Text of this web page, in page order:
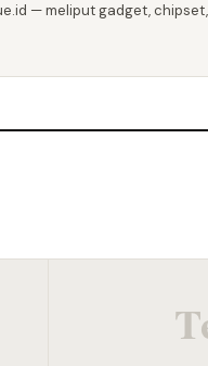
— meliput gadget,